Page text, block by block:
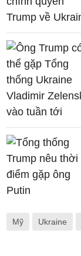
Mỹ Ukraine